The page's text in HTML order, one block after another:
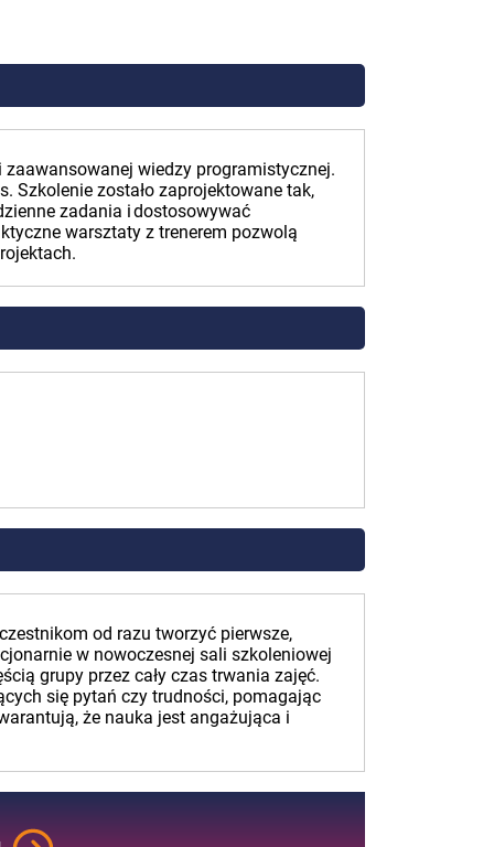
wiedzy programistycznej.
Szkolenie zostało zaprojektowane tak,
zadania i dostosowywać
warsztaty z trenerem pozwolą
od razu tworzyć pierwsze,
w nowoczesnej sali szkoleniowej
grupy przez cały czas trwania zajęć.
się pytań czy trudności, pomagając
że nauka jest angażująca i